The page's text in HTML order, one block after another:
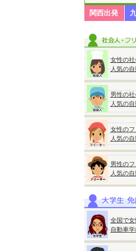
関西出発
女性の
人気の
男性の
人気の
女性の
人気の
男性の
人気の
全国で
自動車